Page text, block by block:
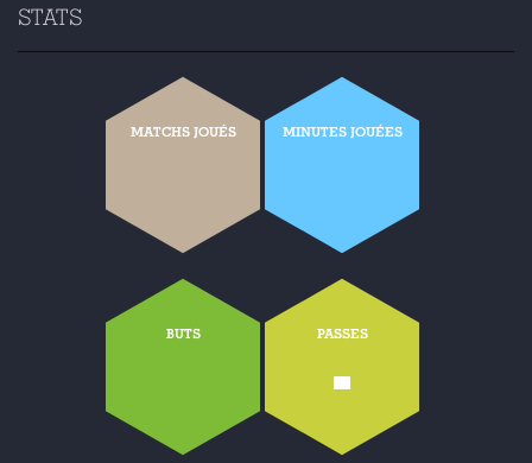
STATS
MATCHS JOUÉS MINUTES JOUÉES
BUTS PASSES
-